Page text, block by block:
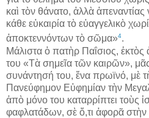
καὶ τὸν θάνατο, ἀλλὰ ἀπεναντίας
κάθε εὐκαιρία τὸ εὐαγγελικὸ
ἀποκτεννόντων τὸ σῶμα»4.
Μάλιστα ὁ πατὴρ Παΐσιος, ἐκτὸς
του «Τὰ σημεῖα τῶν καιρῶν»,
συνάντησή του, ἕνα πρωϊνό, μὲ
Πανεύφημον Εὐφημίαν τὴν
ἀπὸ μόνο του καταρρίπτει τοὺς
φαφλατάδων, σὲ ὅ,τι ἀφορᾶ στὴν